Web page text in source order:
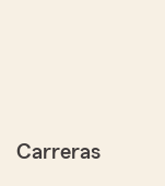
Carreras